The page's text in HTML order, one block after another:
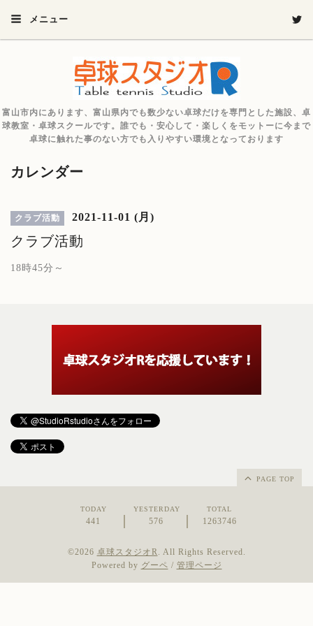
メニュー
富山市内にあります、富山県内でも数少ない卓球だけを専門とした施設、卓
球教室・卓球スクールです。誰でも・安心して・楽しくをモットーに今まで
卓球に触れた事のない方でも入りやすい環境となっております
カレンダー
クラブ活動 2021-11-01 (月)
クラブ活動
18時45分～
PAGE TOP
TODAY
441
YESTERDAY
576
TOTAL
1263746
©2026 卓球スタジオR. All Rights Reserved.
Powered by グーペ / 管理ページ